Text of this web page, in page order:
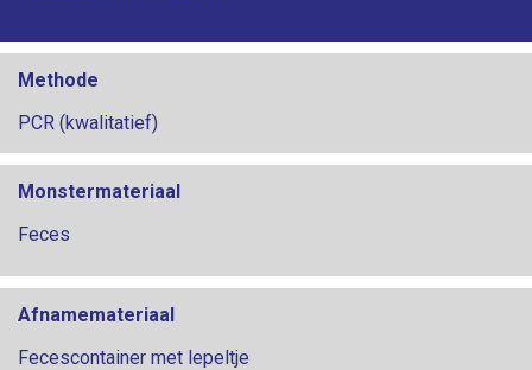
Methode
PCR (kwalitatief)
Monstermateriaal
Feces
Afnamemateriaal
Fecescontainer met lepeltje